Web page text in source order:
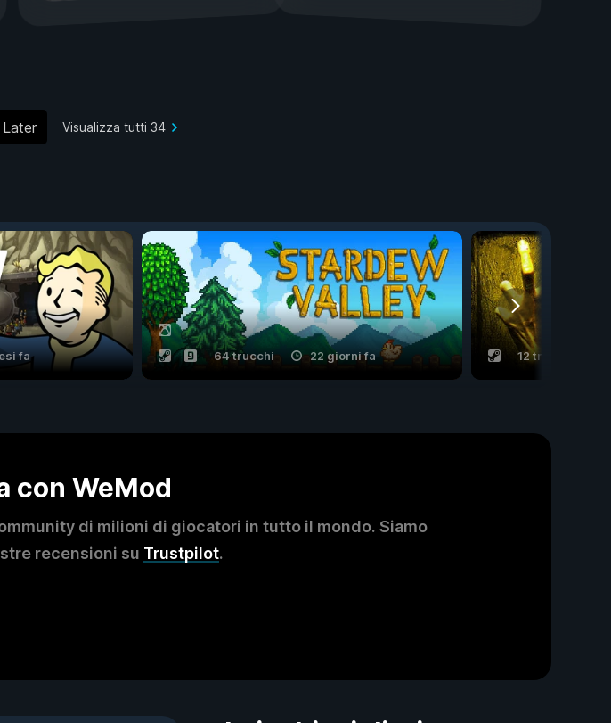
Visualizza tutti 34
fa 64 trucchi 22 giorni fa 12 trucchi
con WeMod
di milioni di giocatori in tutto il mondo. Siamo
recensioni su Trustpilot.